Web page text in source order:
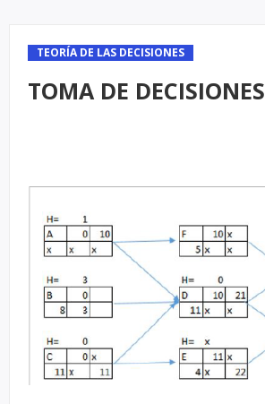
TEORÍA DE LAS DECISIONES
TOMA DE DECISIONES